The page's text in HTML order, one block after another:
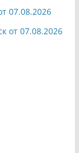
07.08.2026
от 07.08.2026